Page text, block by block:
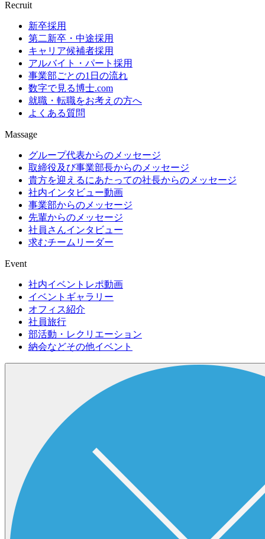
Recruit
新卒採用
第二新卒・中途採用
キャリア候補者採用
アルバイト・パート採用
事業部ごとの1日の流れ
数字で見る博士.com
就職・転職をお考えの方へ
よくある質問
Massage
グループ代表からのメッセージ
取締役及び事業部長からのメッセージ
貴方を迎えるにあたっての社長からのメッセージ
社内インタビュー動画
事業部からのメッセージ
先輩からのメッセージ
社員さんインタビュー
求むチームリーダー
Event
社内イベントレポ動画
イベントギャラリー
オフィス紹介
社員旅行
部活動・レクリエーション
納会などその他イベント